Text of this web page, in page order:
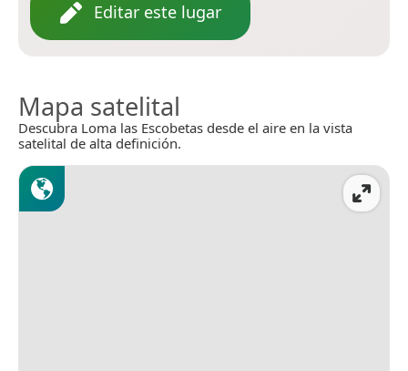
Editar este lugar
Mapa satelital
Descubra Loma las Escobetas desde el aire en la vista
satelital de alta definición.